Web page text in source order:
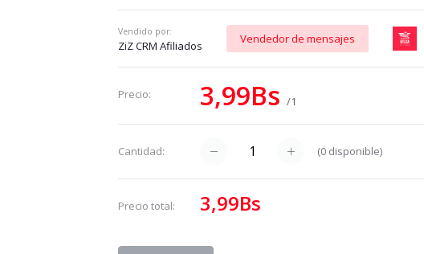
Vendido por:
ZiZ CRM Afiliados
Vendedor de mensajes
Precio: 3,99Bs/1
Cantidad: (0 disponible)
Precio total: 3,99Bs